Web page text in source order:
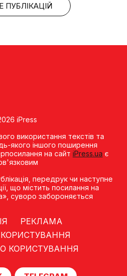
ПУБЛІКАЦІЙ
iPress
використання текстів та
якого іншого поширення
на сайт iPress.ua є
передрук чи наступне
що мiстить посилання на
суворо забороняється
РЕКЛАМА
КОРИСТУВАННЯ